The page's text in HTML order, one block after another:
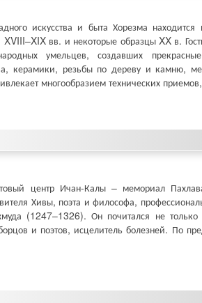
искусства и быта Хорезма
XVIII–XIX вв. и некоторые образцы XX в.
умельцев, создавших
керамики, резьбы по дереву и камню,
многообразием технических
центр Ичан-Калы – мемориал
Хивы, поэта и философа,
(1247–1326). Он почитался не
и поэтов, исцелитель болезней. По